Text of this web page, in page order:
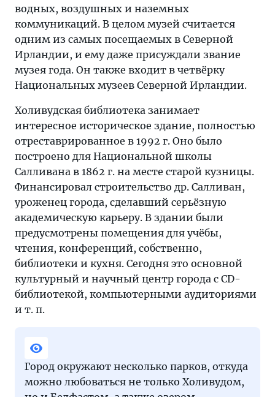
водных, воздушных и наземных
коммуникаций. В целом музей считается
одним из самых посещаемых в Северной
Ирландии, и ему даже присуждали звание
музея года. Он также входит в четвёрку
Национальных музеев Северной Ирландии.
Холивудская библиотека занимает
интересное историческое здание, полностью
отреставрированное в 1992 г. Оно было
построено для Национальной школы
Салливана в 1862 г. на месте старой кузницы.
Финансировал строительство др. Салливан,
уроженец города, сделавший серьёзную
академическую карьеру. В здании были
предусмотрены помещения для учёбы,
чтения, конференций, собственно,
библиотеки и кухня. Сегодня это основной
культурный и научный центр города с CD-
библиотекой, компьютерными аудиториями
и т. п.
Город окружают несколько парков, откуда
можно любоваться не только Холивудом,